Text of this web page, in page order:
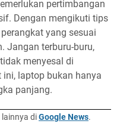
pertimbangan
Dengan mengikuti tips
yang sesuai
Jangan terburu-buru,
menyesal di
laptop bukan hanya
panjang.
diGoogle News.